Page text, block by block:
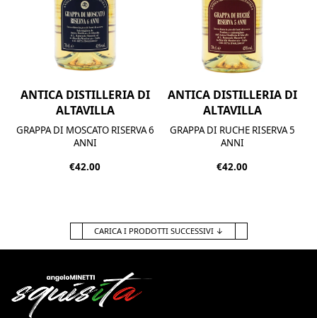
ANTICA DISTILLERIA DI
ALTAVILLA
GRAPPA DI MOSCATO RISERVA 6
ANNI
€42.00
ANTICA DISTILLERIA DI
ALTAVILLA
GRAPPA DI RUCHE RISERVA 5
ANNI
€42.00
CARICA I PRODOTTI SUCCESSIVI↓